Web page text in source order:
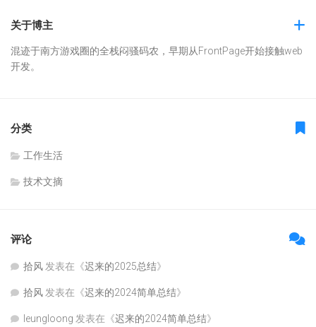
关于博主
混迹于南方游戏圈的全栈闷骚码农，早期从FrontPage开始接触web
开发。
分类
工作生活
技术文摘
评论
拾风 发表在《迟来的2025总结》
拾风 发表在《迟来的2024简单总结》
leungloong 发表在《迟来的2024简单总结》